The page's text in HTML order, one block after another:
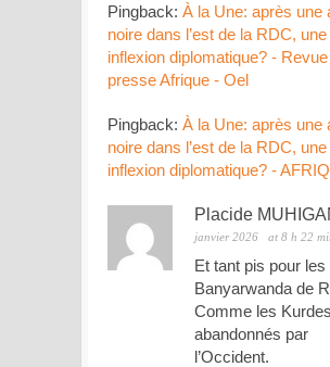
Pingback: À la Une: après une
noire dans l’est de la RDC, une
inflexion diplomatique? -
presse Afrique - Oel
Pingback: À la Une: après une
noire dans l’est de la RDC, une
inflexion diplomatique? -
Placide
janvier 2026
at 8 h 22
Et tant pis pour les
Banyarwanda de
Comme les Kurdes
abandonnés par
l’Occident.